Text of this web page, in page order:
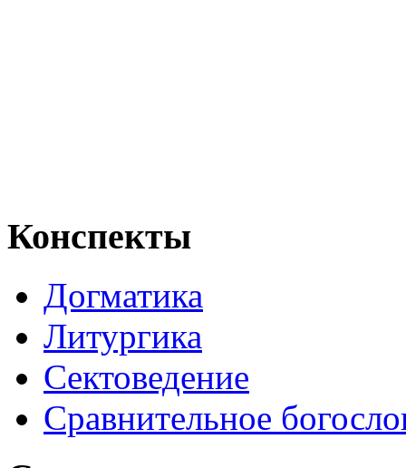
Конспекты
Догматика
Литургика
Сектоведение
Сравнительное